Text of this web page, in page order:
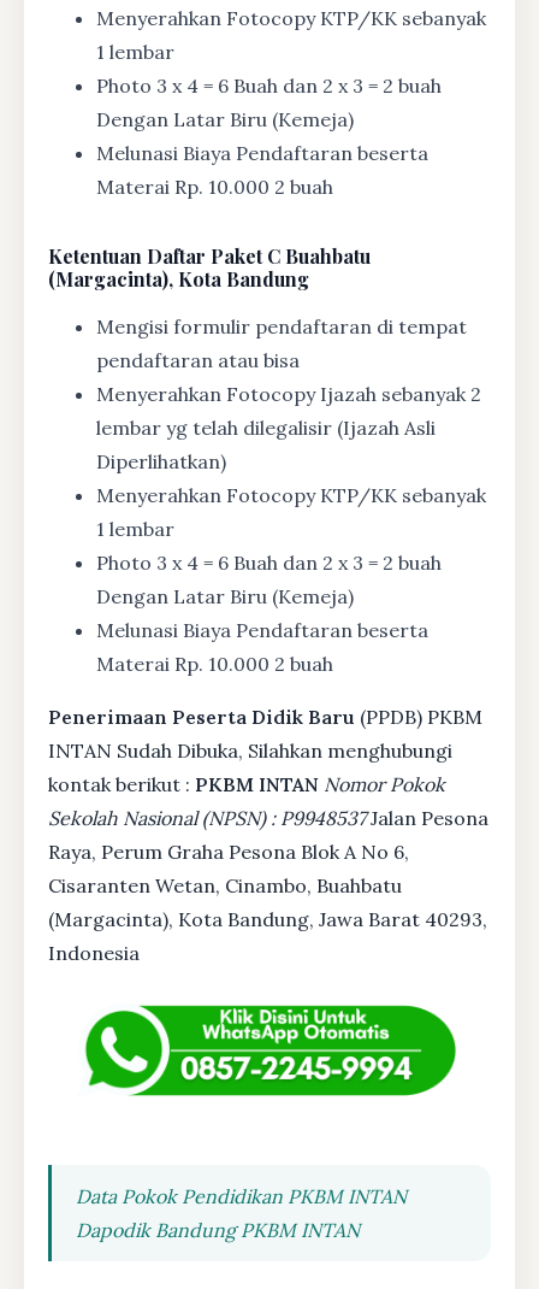
Menyerahkan Fotocopy KTP/KK sebanyak
1 lembar
Photo 3 x 4 = 6 Buah dan 2 x 3 = 2 buah
Dengan Latar Biru (Kemeja)
Melunasi Biaya Pendaftaran beserta
Materai Rp. 10.000 2 buah
Ketentuan Daftar Paket C Buahbatu
(Margacinta), Kota Bandung
Mengisi formulir pendaftaran di tempat
pendaftaran atau bisa
Menyerahkan Fotocopy Ijazah sebanyak 2
lembar yg telah dilegalisir (Ijazah Asli
Diperlihatkan)
Menyerahkan Fotocopy KTP/KK sebanyak
1 lembar
Photo 3 x 4 = 6 Buah dan 2 x 3 = 2 buah
Dengan Latar Biru (Kemeja)
Melunasi Biaya Pendaftaran beserta
Materai Rp. 10.000 2 buah
Penerimaan Peserta Didik Baru (PPDB) PKBM
INTAN Sudah Dibuka, Silahkan menghubungi
kontak berikut : PKBM INTAN Nomor Pokok
Sekolah Nasional (NPSN) : P9948537Jalan Pesona
Raya, Perum Graha Pesona Blok A No 6,
Cisaranten Wetan, Cinambo, Buahbatu
(Margacinta), Kota Bandung, Jawa Barat 40293,
Indonesia
Data Pokok Pendidikan PKBM INTAN
Dapodik Bandung PKBM INTAN